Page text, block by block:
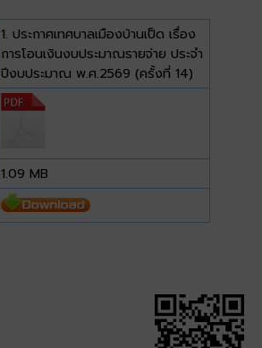
1. ประกาศเทศบาลเมืองบ้านเป็ด เรื่อง
การโอนเงินงบประมาณรายจ่าย ประจำ
ปีงบประมาณ พ.ศ.2569 (ครั้งที่ 14)
1.09 MB